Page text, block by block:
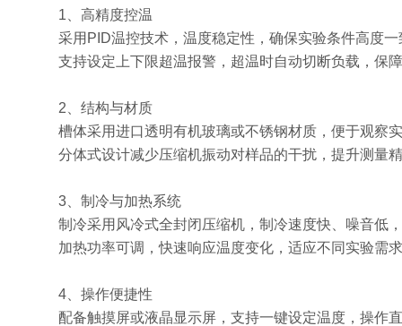
1、高精度控温
采用PID温控技术，温度稳定性，确保实验条件高度一
支持设定上下限超温报警，超温时自动切断负载，保
2、结构与材质
槽体采用进口透明有机玻璃或不锈钢材质，便于观察
分体式设计减少压缩机振动对样品的干扰，提升测量
3、制冷与加热系统
制冷采用风冷式全封闭压缩机，制冷速度快、噪音低
加热功率可调，快速响应温度变化，适应不同实验需
4、操作便捷性
配备触摸屏或液晶显示屏，支持一键设定温度，操作